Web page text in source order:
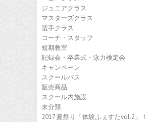
ジュニアクラス
マスターズクラス
選手クラス
コーチ・スタッフ
短期教室
記録会・卒業式・泳力検定会
キャンペーン
スクールバス
販売商品
スクール内施設
未分類
2017 夏祭り「体験ふぇすたvol.2」！